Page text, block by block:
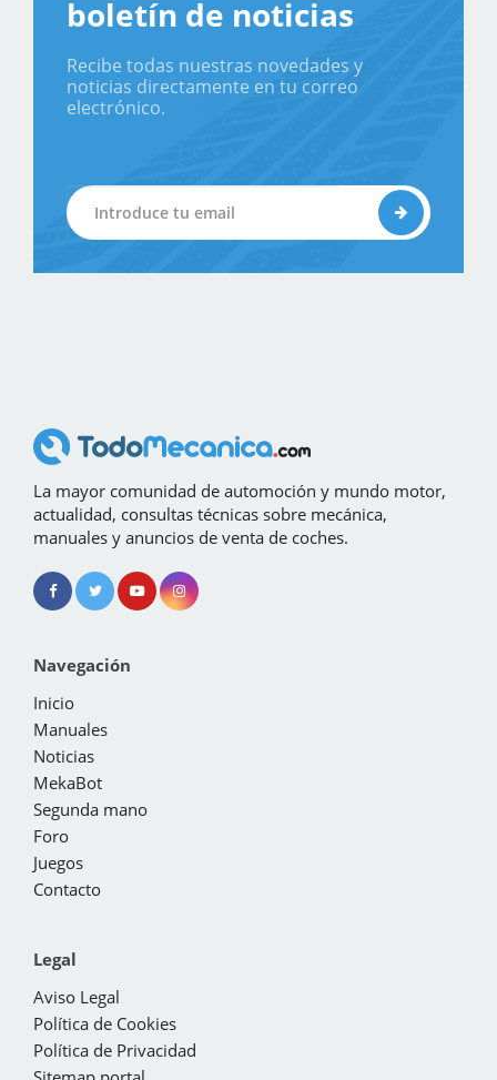
boletín de noticias
Recibe todas nuestras novedades y
noticias directamente en tu correo
electrónico.
La mayor comunidad de automoción y mundo motor,
actualidad, consultas técnicas sobre mecánica,
manuales y anuncios de venta de coches.
Navegación
Inicio
Manuales
Noticias
MekaBot
Segunda mano
Foro
Juegos
Contacto
Legal
Aviso Legal
Política de Cookies
Política de Privacidad